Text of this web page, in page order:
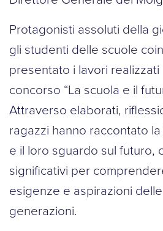
Protagonisti assoluti della
gli studenti delle scuole
presentato i lavori realizzati
concorso “La scuola e il
Attraverso elaborati,
ragazzi hanno raccontato
e il loro sguardo sul futuro,
significativi per
esigenze e aspirazioni
generazioni.